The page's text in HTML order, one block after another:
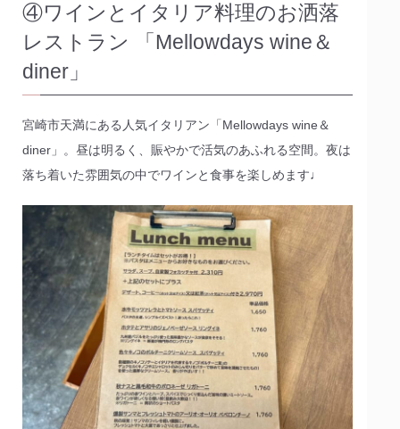
④ワインとイタリア料理のお洒落
レストラン 「Mellowdays wine＆
diner」
宮崎市天満にある人気イタリアン「Mellowdays wine＆
diner」。昼は明るく、賑やかで活気のあふれる空間。夜は
落ち着いた雰囲気の中でワインと食事を楽しめます♩